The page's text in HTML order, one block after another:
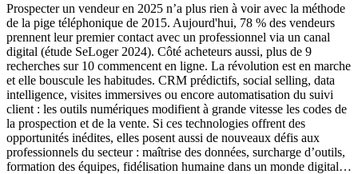
Prospecter un vendeur en 2025 n’a plus rien à voir avec la méthode
de la pige téléphonique de 2015. Aujourd'hui, 78 % des vendeurs
prennent leur premier contact avec un professionnel via un canal
digital (étude SeLoger 2024). Côté acheteurs aussi, plus de 9
recherches sur 10 commencent en ligne. La révolution est en marche
et elle bouscule les habitudes. CRM prédictifs, social selling, data
intelligence, visites immersives ou encore automatisation du suivi
client : les outils numériques modifient à grande vitesse les codes de
la prospection et de la vente. Si ces technologies offrent des
opportunités inédites, elles posent aussi de nouveaux défis aux
professionnels du secteur : maîtrise des données, surcharge d’outils,
formation des équipes, fidélisation humaine dans un monde digital…